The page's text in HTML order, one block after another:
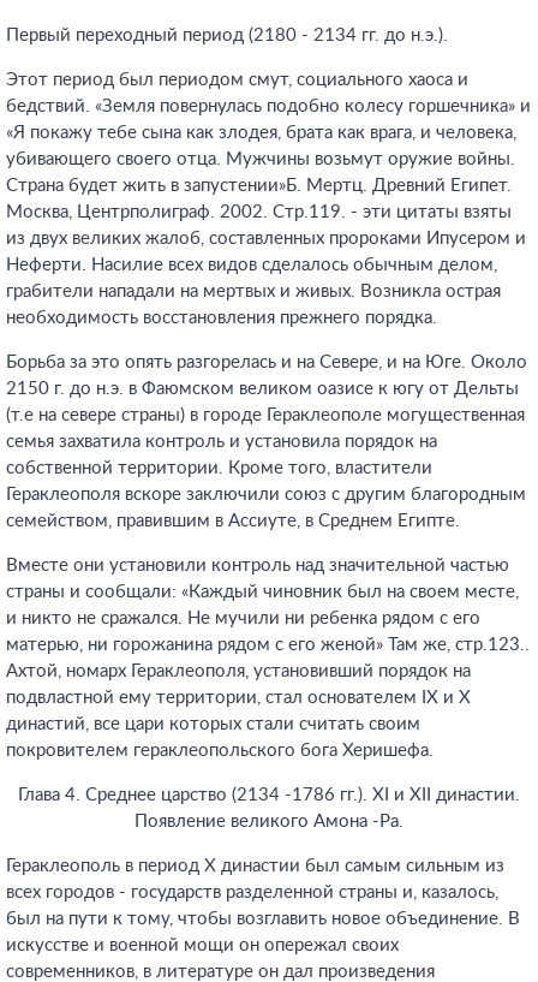
Первый переходный период (2180 - 2134 гг. до н.э.).
Этот период был периодом смут, социального хаоса и
бедствий. «Земля повернулась подобно колесу горшечника» и
«Я покажу тебе сына как злодея, брата как врага, и человека,
убивающего своего отца. Мужчины возьмут оружие войны.
Страна будет жить в запустении»Б. Мертц. Древний Египет.
Москва, Центрполиграф. 2002. Стр.119. - эти цитаты взяты
из двух великих жалоб, составленных пророками Ипусером и
Неферти. Насилие всех видов сделалось обычным делом,
грабители нападали на мертвых и живых. Возникла острая
необходимость восстановления прежнего порядка.
Борьба за это опять разгорелась и на Севере, и на Юге. Около
2150 г. до н.э. в Фаюмском великом оазисе к югу от Дельты
(т.е на севере страны) в городе Гераклеополе могущественная
семья захватила контроль и установила порядок на
собственной территории. Кроме того, властители
Гераклеополя вскоре заключили союз с другим благородным
семейством, правившим в Ассиуте, в Среднем Египте.
Вместе они установили контроль над значительной частью
страны и сообщали: «Каждый чиновник был на своем месте,
и никто не сражался. Не мучили ни ребенка рядом с его
матерью, ни горожанина рядом с его женой» Там же, стр.123..
Ахтой, номарх Гераклеополя, установивший порядок на
подвластной ему территории, стал основателем IX и X
династий, все цари которых стали считать своим
покровителем гераклеопольского бога Херишефа.
Глава 4. Среднее царство (2134 -1786 гг.). XI и XII династии.
Появление великого Амона -Ра.
Гераклеополь в период X династии был самым сильным из
всех городов - государств разделенной страны и, казалось,
был на пути к тому, чтобы возглавить новое объединение. В
искусстве и военной мощи он опережал своих
современников, в литературе он дал произведения